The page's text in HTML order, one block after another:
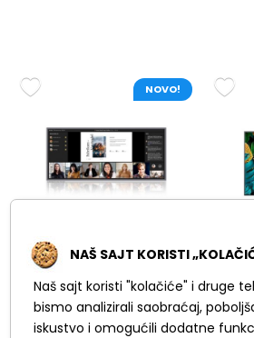
NOVO!
SAMSUNG Signage
105''
LH105QPD5BGXEN
NAŠ SAJT KORISTI
Naš sajt koristi "kolačiće" i druge
bismo analizirali saobraćaj,
iskustvo i omogućili dodatne